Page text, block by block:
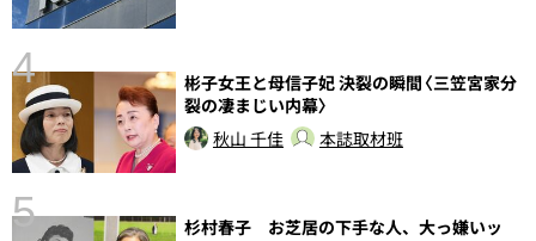
4
彬子女王と母信子妃 決裂の瞬間〈三笠宮家分
裂の凄まじい内幕〉
秋山 千佳
本誌取材班
5
杉村春子 お芝居の下手な人、大っ嫌いッ